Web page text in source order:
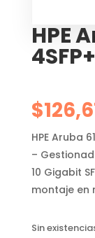
HPE
$
HPE Aruba
–
10 Gigabit
montaje en
Sin